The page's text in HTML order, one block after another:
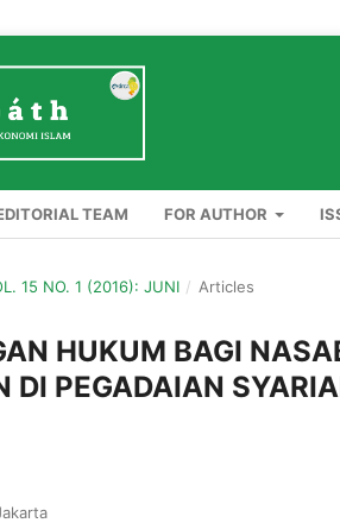
TEAM FOR AUTHOR
15 NO. 1 (2016): JUNI / Articles
HUKUM BAGI
DI PEGADAIAN